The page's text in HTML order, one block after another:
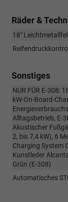
Räder &
18"
Sonstiges
NUR FÜR E-308:
kW-On-Board-
Alltagsbetrieb, E-
Akustischer
2, bis 7,4 kW), 6
Charging System
Kunstleder
Grün (E-308)
Automatisches